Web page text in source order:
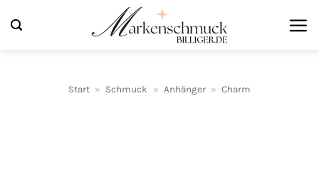
Inhalt
Start » Schmuck » Anhänger » Charm